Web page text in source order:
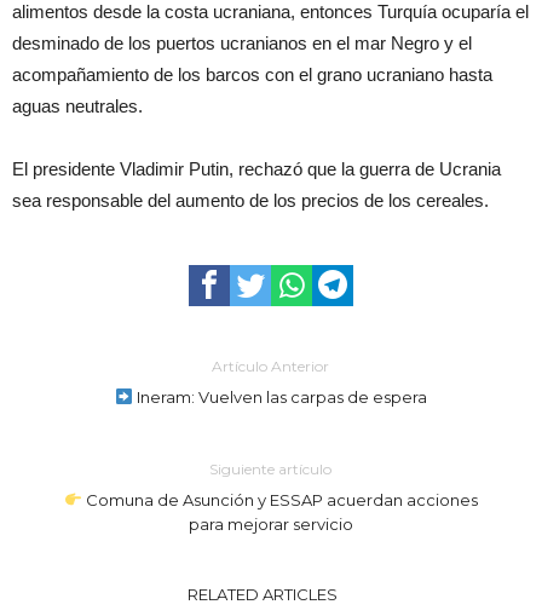
alimentos desde la costa ucraniana, entonces Turquía ocuparía el
desminado de los puertos ucranianos en el mar Negro y el
acompañamiento de los barcos con el grano ucraniano hasta
aguas neutrales.
El presidente Vladimir Putin, rechazó que la guerra de Ucrania
sea responsable del aumento de los precios de los cereales.
Artículo Anterior
Ineram: Vuelven las carpas de espera
Siguiente artículo
Comuna de Asunción y ESSAP acuerdan acciones
para mejorar servicio
RELATED ARTICLES